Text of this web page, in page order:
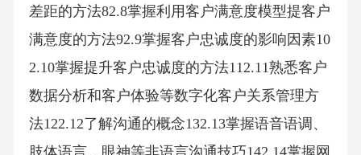
差距的方法82.8掌握利用客户满意度模型提客户
满意度的方法92.9掌握客户忠诚度的影响因素10
2.10掌握提升客户忠诚度的方法112.11熟悉客户
数据分析和客户体验等数字化客户关系管理方
法122.12了解沟通的概念132.13掌握语音语调、
肢体语言、眼神等非语言沟通技巧142.14掌握网